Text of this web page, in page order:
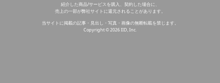
紹介した商品/サービスを購入、契約した場合に、
売上の一部が弊社サイトに還元されることがあります。
当サイトに掲載の記事・見出し・写真・画像の無断転載を禁じます。
Copyright © 2026 IID, Inc.